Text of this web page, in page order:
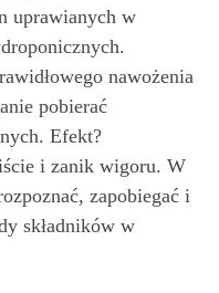
uprawianych w
nawożenia
pobierać
Efekt?
i zanik wigoru. W
zapobiegać i
składników w